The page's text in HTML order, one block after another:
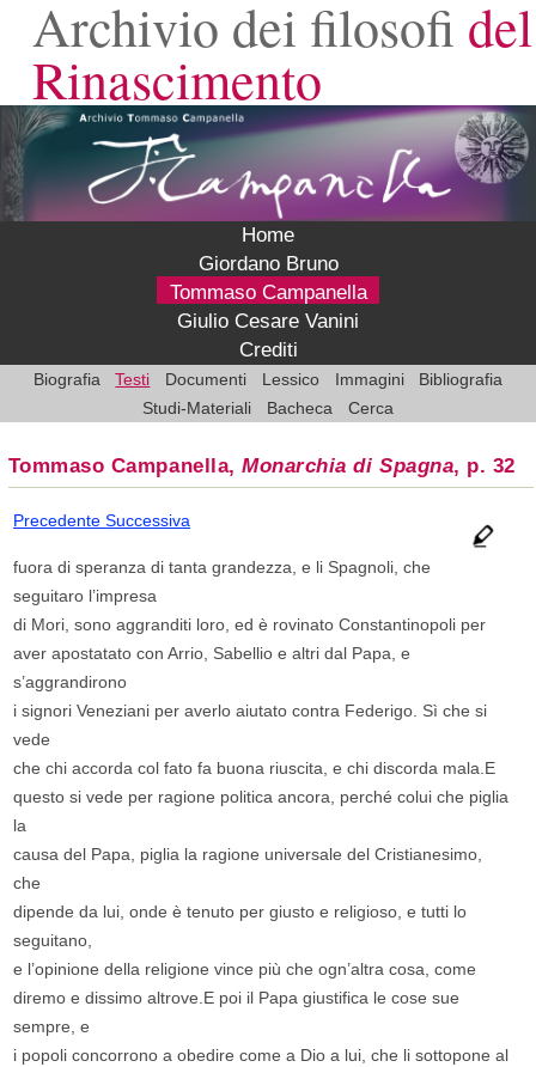
Archivio dei filosofi del
Rinascimento
Home
Giordano Bruno
Tommaso Campanella
Giulio Cesare Vanini
Crediti
Biografia Testi Documenti Lessico Immagini
Bibliografia
Studi-Materiali
Bacheca Cerca
Tommaso Campanella,Monarchia di Spagna, p. 32
PrecedenteSuccessiva
fuora di speranza di tanta grandezza, e li Spagnoli, che
seguitaro l’impresa
di Mori, sono aggranditi loro, ed è rovinato Constantinopoli per
aver apostatato con Arrio, Sabellio e altri dal Papa, e
s’aggrandirono
i signori Veneziani per averlo aiutato contra Federigo. Sì che si
vede
che chi accorda col fato fa buona riuscita, e chi discorda mala.E
questo si vede per ragione politica ancora, perché colui che piglia
la
causa del Papa, piglia la ragione universale del Cristianesimo,
che
dipende da lui, onde è tenuto per giusto e religioso, e tutti lo
seguitano,
e l’opinione della religione vince più che ogn’altra cosa, come
diremo e dissimo altrove.E poi il Papa giustifica le cose sue
sempre, e
i popoli concorrono a obedire come a Dio a lui, che li sottopone al